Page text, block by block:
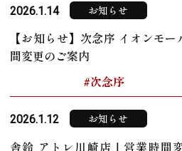
2026.1.14 お知らせ
【お知らせ】次念序 イオン
間変更のご案内
#次念序
2026.1.12 お知らせ
舎鈴 アトレ川崎店｜営業時間